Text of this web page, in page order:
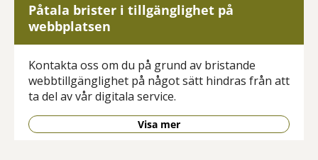
Påtala brister i tillgänglighet på
webbplatsen
Kontakta oss om du på grund av bristande
webbtillgänglighet på något sätt hindras från att
ta del av vår digitala service.
Visa mer